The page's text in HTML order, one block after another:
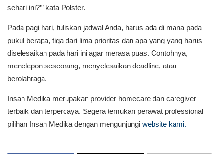
sehari ini?’” kata Polster.
Pada pagi hari, tuliskan jadwal Anda, harus ada di mana pada
pukul berapa, tiga dari lima prioritas dan apa yang yang harus
diselesaikan pada hari ini agar merasa puas. Contohnya,
menelepon seseorang, menyelesaikan deadline, atau
berolahraga.
Insan Medika merupakan provider homecare dan caregiver
terbaik dan terpercaya. Segera temukan perawat professional
pilihan Insan Medika dengan mengunjungi website kami.